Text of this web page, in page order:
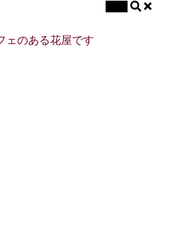
ェのある花屋です